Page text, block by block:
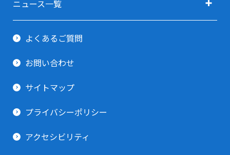
利用当日ガイド
利用用途で探す(イベント・展示会)
柔道場(個人使用)
トレーニング室
ニュース一覧
すべてのニュース
よくあるご質問
お問い合わせ
サイトマップ
プライバシーポリシー
アクセシビリティ